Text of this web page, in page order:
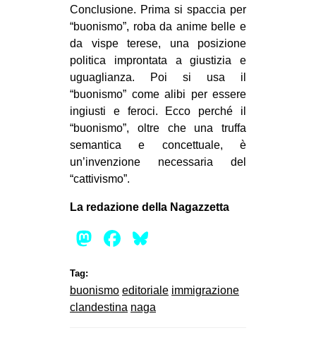
Conclusione. Prima si spaccia per
“buonismo”, roba da anime belle e
da vispe terese, una posizione
politica improntata a giustizia e
uguaglianza. Poi si usa il
“buonismo” come alibi per essere
ingiusti e feroci. Ecco perché il
“buonismo”, oltre che una truffa
semantica e concettuale, è
un’invenzione necessaria del
“cattivismo”.
La redazione della Nagazzetta
Mastodon
Facebook
Tag:
buonismo editoriale immigrazione
clandestina naga